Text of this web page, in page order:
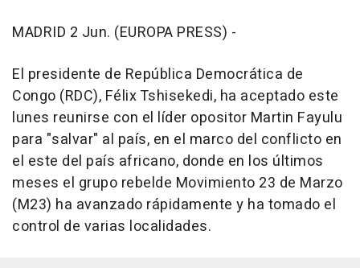
MADRID 2 Jun. (EUROPA PRESS) -
El presidente de República Democrática de
Congo (RDC), Félix Tshisekedi, ha aceptado este
lunes reunirse con el líder opositor Martin Fayulu
para "salvar" al país, en el marco del conflicto en
el este del país africano, donde en los últimos
meses el grupo rebelde Movimiento 23 de Marzo
(M23) ha avanzado rápidamente y ha tomado el
control de varias localidades.